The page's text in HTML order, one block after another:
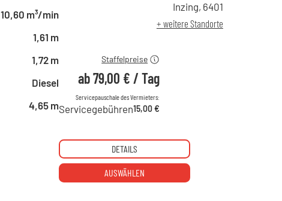
10,60 m³/min
1,61 m
1,72 m
Diesel
4,65 m
ab 4 Tagen
ab 19 Tagen
Staffelpreise
ab79,00 € /Tag
Servicepauschale des Vermieters:
Servicegebühren15,00 €
Inzing, 6401
+ weitere Standorte
DETAILS
AUSWÄHLEN